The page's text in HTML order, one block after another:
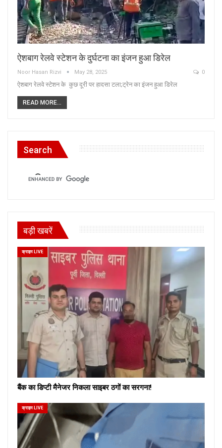
ऐशबाग रेलवे स्टेशन के दुर्घटना का इंजन हुआ डिरेल
Noor Hasan Rizvi May 28, 2025 0
ऐशबाग रेलवे स्टेशन के कुछ दूरी पर हादसा टला;ट्रेन का इंजन हुआ डिरेल
READ MORE...
Search
बड़ी खबरें
क्राइम LIVE
बैंक का डिप्टी मैनेजर निकला साइबर ठगों का सरगना!
क्राइम LIVE